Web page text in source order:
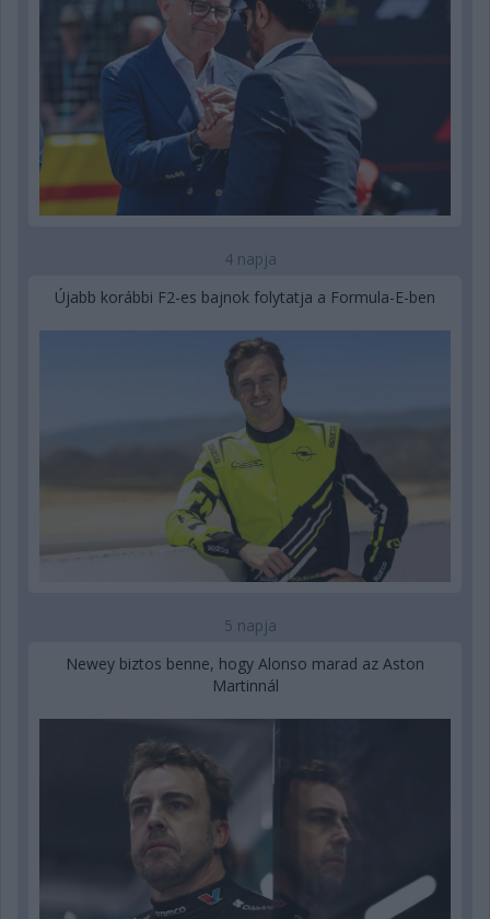
4 napja
Újabb korábbi F2-es bajnok folytatja a Formula-E-ben
5 napja
Newey biztos benne, hogy Alonso marad az Aston
Martinnál